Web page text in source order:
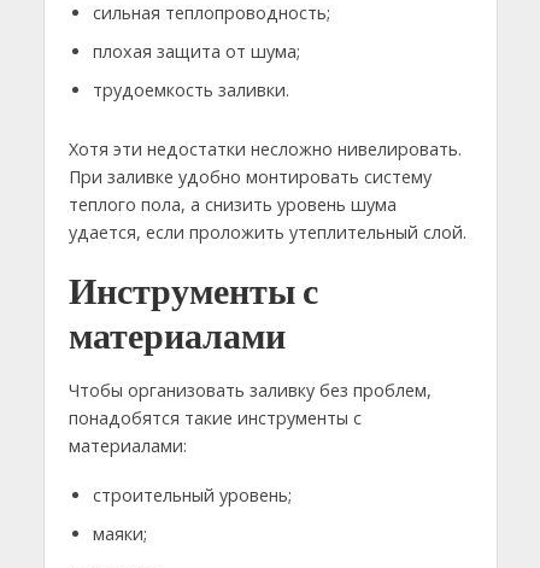
сильная теплопроводность;
плохая защита от шума;
трудоемкость заливки.
Хотя эти недостатки несложно нивелировать.
При заливке удобно монтировать систему
теплого пола, а снизить уровень шума
удается, если проложить утеплительный слой.
Инструменты с
материалами
Чтобы организовать заливку без проблем,
понадобятся такие инструменты с
материалами:
строительный уровень;
маяки;